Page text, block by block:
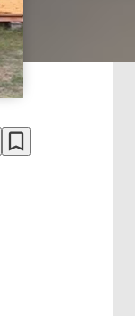
bookmark_border